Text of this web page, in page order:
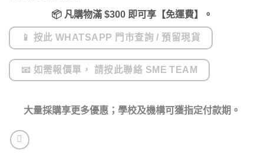
📦 凡購物滿 $300 即可享 【免運費】 。
📱 按此 WHATSAPP 門市查詢 / 預留現貨
📧 如需報價單， 請按此聯絡 SME TEAM
大量採購享更多優惠；學校及機構可獲指定付款期。